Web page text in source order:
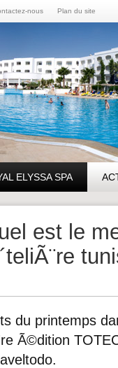
nous Plan du site
ELYSSA SPA
est le
du printemps
Ã©dition